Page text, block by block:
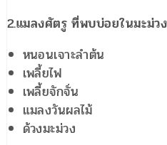
2.แมลงศัตรู ที่พบบ่อยในมะม่ว
หนอนเจาะลำต้น
เพลี้ยไฟ
เพลี้ยจักจั่น
แมลงวันผลไม้
ด้วงมะม่วง